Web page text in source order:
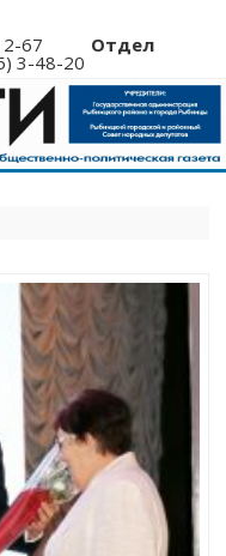
12-67 Отдел
3-48-20